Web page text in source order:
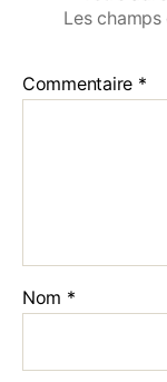
Les
Commentaire *
Nom *